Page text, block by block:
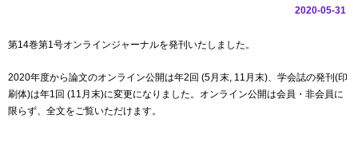
2020-05-31
第14巻第1号オンラインジャーナルを発刊いたしました。
2020年度から論文のオンライン公開は年2回 (5月末, 11月末)、学会誌の発刊(印
刷体)は年1回 (11月末)に変更になりました。オンライン公開は会員・非会員に
限らず、全文をご覧いただけます。